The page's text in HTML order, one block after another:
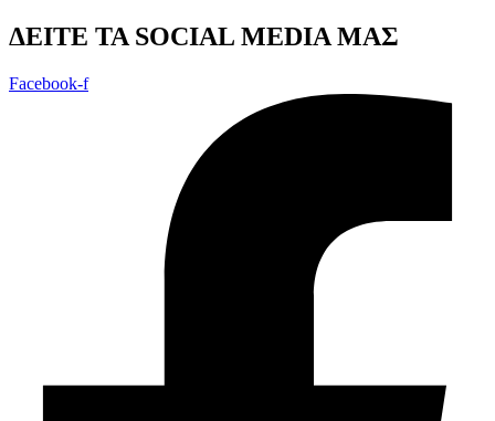
ΔEITE TA SOCIAL MEDIA ΜΑΣ
Facebook-f